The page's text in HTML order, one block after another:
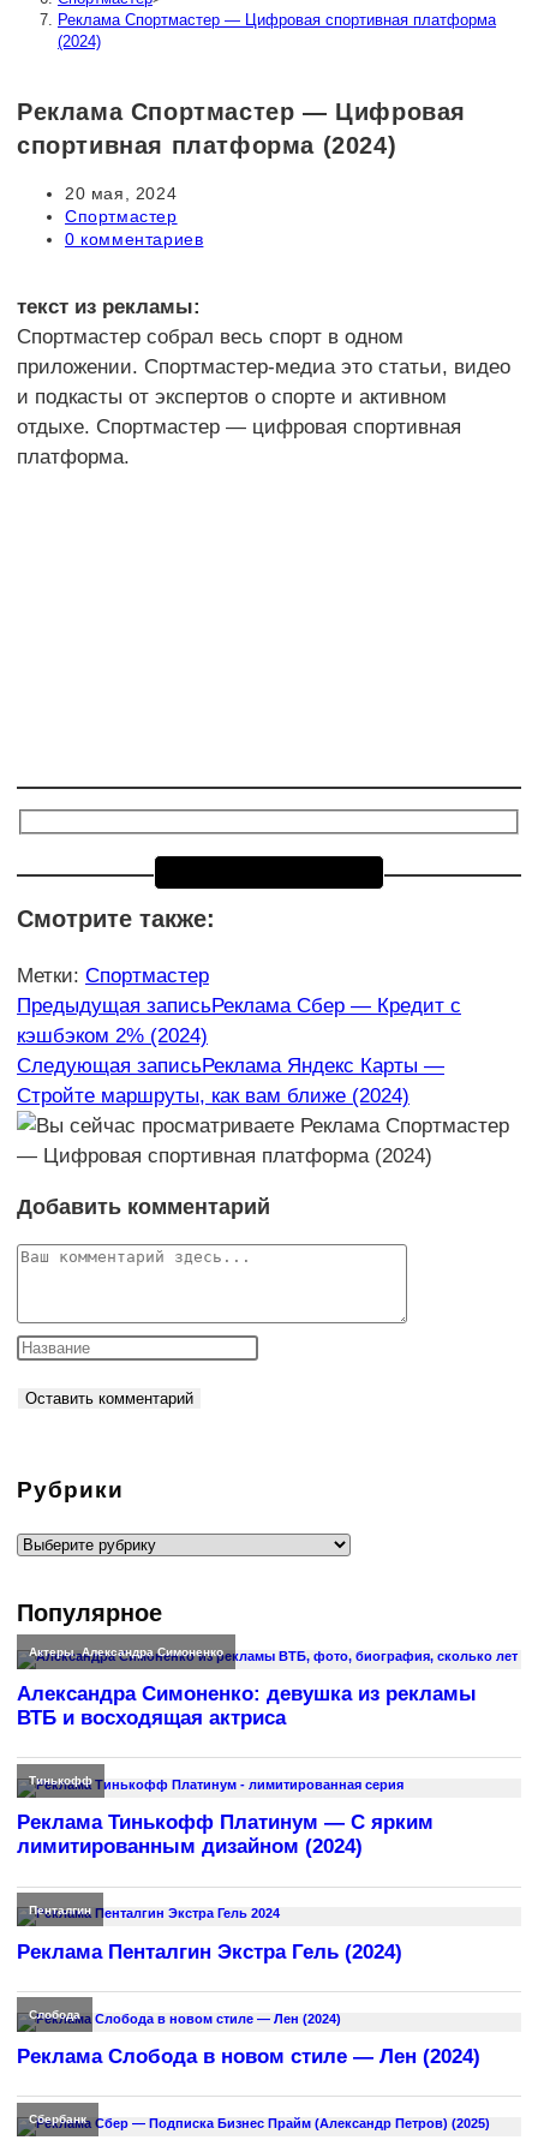
Реклама Спортмастер — Цифровая спортивная платформа
(2024)
Реклама Спортмастер — Цифровая
спортивная платформа (2024)
Запись
опубликована:
20 мая, 2024
Рубрика
записи:
Спортмастер
Комментарии
0 комментариев
текст из рекламы:
Спортмастер собрал весь спорт в одном
приложении. Спортмастер-медиа это статьи, видео
и подкасты от экспертов о спорте и активном
отдыхе. Спортмастер — цифровая спортивная
платформа.
Смотрите также:
Метки: Спортмастер
Еще
статьи
Предыдущая записьРеклама Сбер — Кредит с
кэшбэком 2% (2024)
Следующая записьРеклама Яндекс Карты —
Стройте маршруты, как вам ближе (2024)
Добавить комментарий
Комментарий
Рубрики
Рубрики
Популярное
Актеры,Александра Симоненко
Александра Симоненко: девушка из рекламы
ВТБ и восходящая актриса
Тинькофф
Реклама Тинькофф Платинум — С ярким
лимитированным дизайном (2024)
Пенталгин
Реклама Пенталгин Экстра Гель (2024)
Слобода
Реклама Слобода в новом стиле — Лен (2024)
Сбербанк